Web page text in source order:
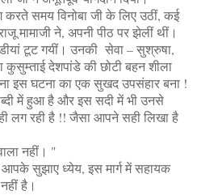
समय विनोबा जी के लिए उठीं, कई
मामाजी ने, अपनी पीठ पर झेलीं थीं।
टूट गयीं। उनकी सेवा – सुश्रुषा,
कुसुम्ताई देशपांडे की छोटी बहन शीला
इस घटना का एक सुखद उपसंहार बना !
में हुआ है और इस सदी में भी उनसे
लग रही है !! जैसा आपने सही लिखा है
नहीं। "
सुझाए ध्येय, इस मार्ग में सहायक
है।